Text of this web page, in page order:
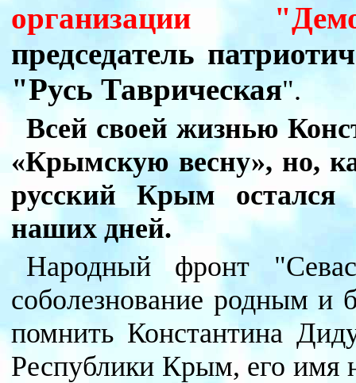
организации
председатель
"Русь Таврическая".
Всей своей жизнью
«Крымскую весну», но,
русский Крым остался
наших дней.
Народный фронт
соболезнование родным и
помнить Константина
Республики Крым, его имя